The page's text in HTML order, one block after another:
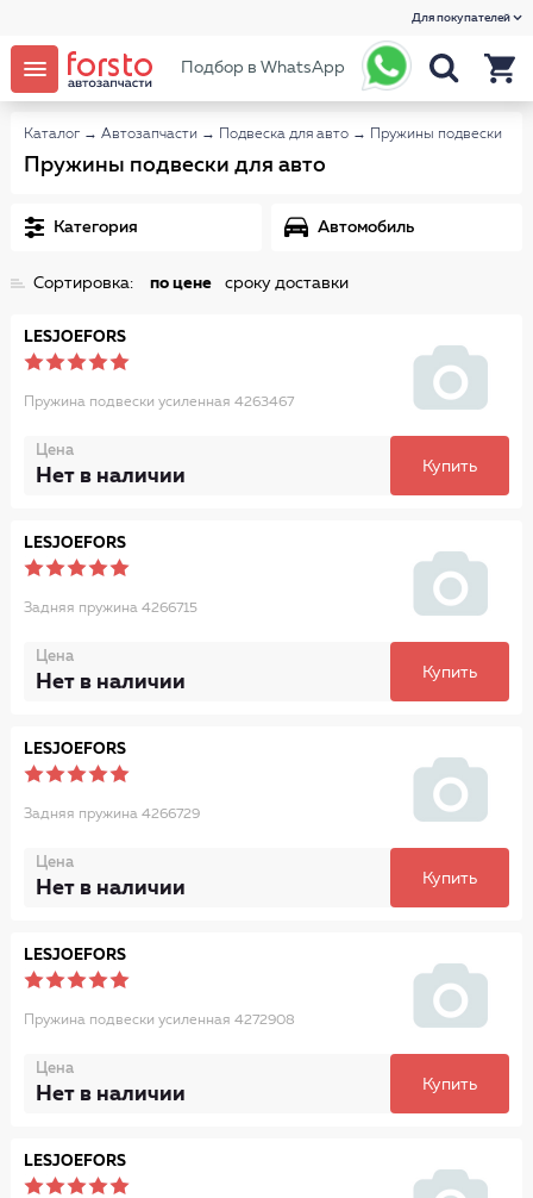
Для покупателей
Подбор в WhatsApp
Каталог → Автозапчасти → Подвеска для авто → Пружины подвески
Пружины подвески для авто
Категория Автомобиль
Сортировка: по цене сроку доставки
LESJOEFORS
Пружина подвески усиленная 4263467
Цена
Нет в наличии Купить
LESJOEFORS
Задняя пружина 4266715
Цена
Нет в наличии Купить
LESJOEFORS
Задняя пружина 4266729
Цена
Нет в наличии Купить
LESJOEFORS
Пружина подвески усиленная 4272908
Цена
Нет в наличии Купить
LESJOEFORS